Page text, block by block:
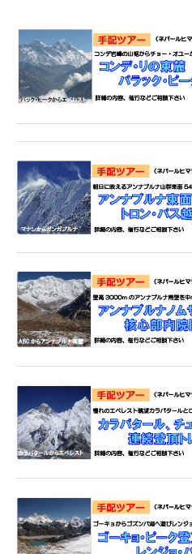
Company Brochure
採用情報
勧誘方針